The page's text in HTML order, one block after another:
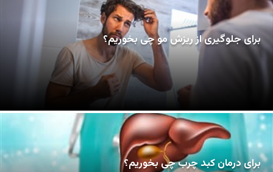
برای جلوگیری از ریزش مو چی بخوریم؟
برای درمان کبد چرب چی بخوریم؟